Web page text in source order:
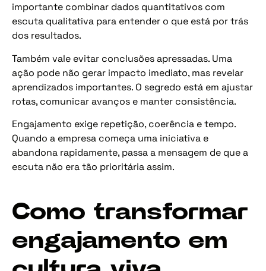
importante combinar dados quantitativos com
escuta qualitativa para entender o que está por trás
dos resultados.
Também vale evitar conclusões apressadas. Uma
ação pode não gerar impacto imediato, mas revelar
aprendizados importantes. O segredo está em ajustar
rotas, comunicar avanços e manter consistência.
Engajamento exige repetição, coerência e tempo.
Quando a empresa começa uma iniciativa e
abandona rapidamente, passa a mensagem de que a
escuta não era tão prioritária assim.
Como transformar
engajamento em